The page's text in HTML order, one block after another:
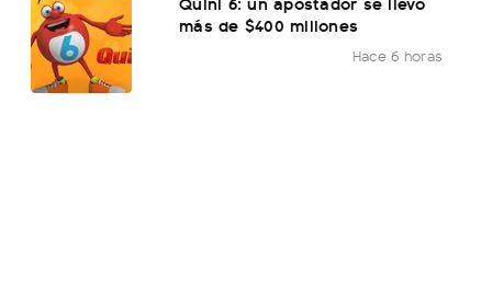
más de $400 millones
Hace 6 horas